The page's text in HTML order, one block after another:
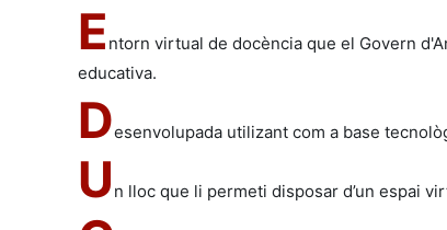
E ntorn virtual de docència que el Govern
educativa.
Desenvolupada utilizant com a base
U n lloc que li permeti disposar d’un espai